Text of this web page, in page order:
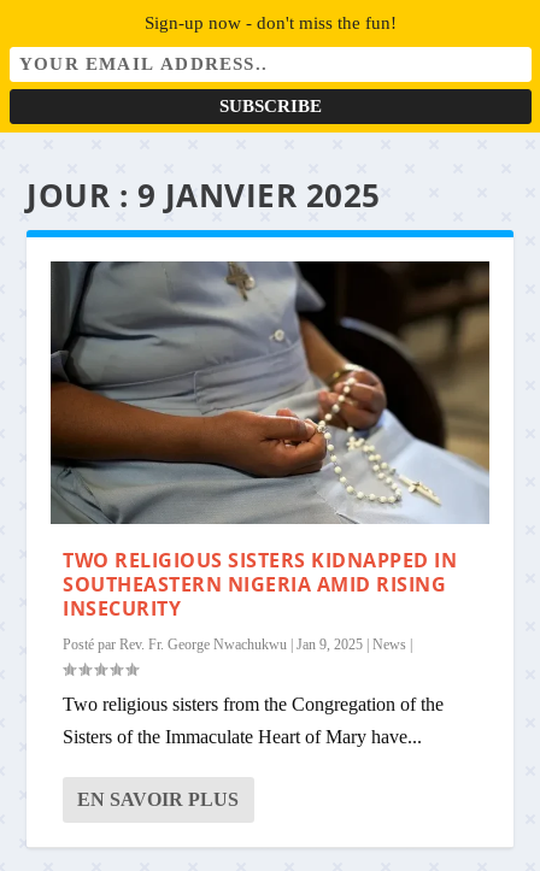
JOUR : 9 JANVIER 2025
TWO RELIGIOUS SISTERS KIDNAPPED IN
SOUTHEASTERN NIGERIA AMID RISING
INSECURITY
Posté parRev. Fr. George Nwachukwu |Jan 9, 2025 |News |
Two religious sisters from the Congregation of the
Sisters of the Immaculate Heart of Mary have...
EN SAVOIR PLUS
Sign-up now - don't miss the fun!